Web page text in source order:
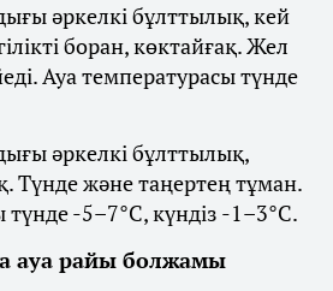
әркелкі бұлттылық, кей
боран, көктайғақ. Жел
Ауа температурасы түнде
әркелкі бұлттылық,
және таңертең тұман.
түнде -5–7°С, күндіз -1–3°С.
ауа райы болжамы